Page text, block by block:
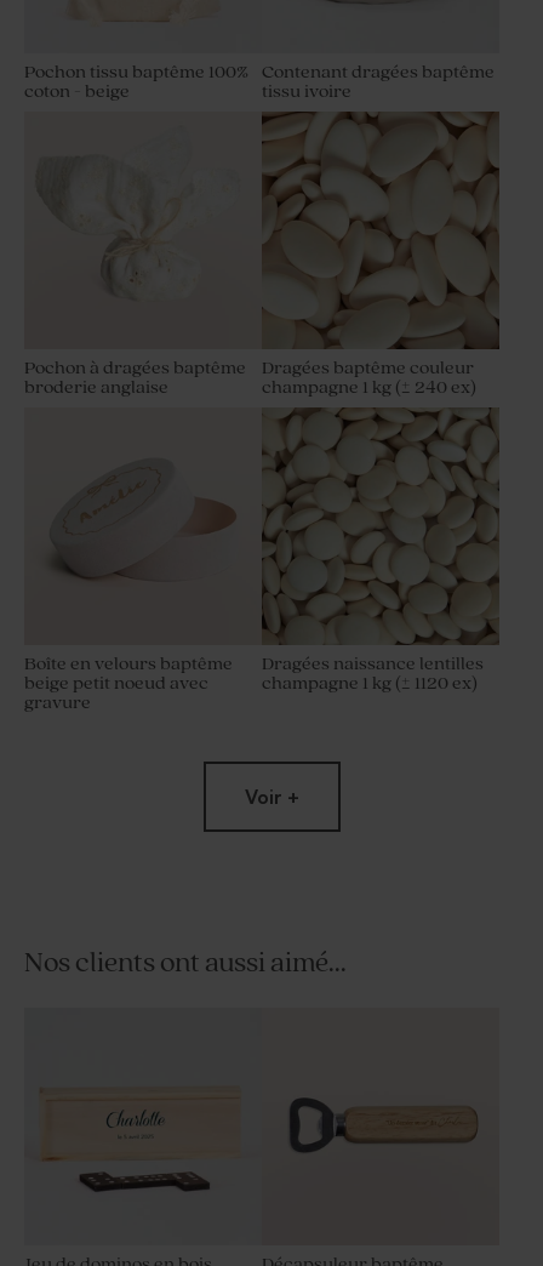
Pochon tissu baptême 100%
coton - beige
Contenant dragées baptême
tissu ivoire
Pochon à dragées baptême
broderie anglaise
Dragées baptême couleur
champagne 1 kg (± 240 ex)
Boîte en velours baptême
beige petit noeud avec
gravure
Dragées naissance lentilles
champagne 1 kg (± 1120 ex)
Voir +
Nos clients ont aussi aimé...